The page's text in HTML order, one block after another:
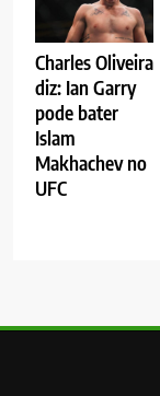
Charles Oliveira
diz: Ian Garry
pode bater
Islam
Makhachev no
UFC